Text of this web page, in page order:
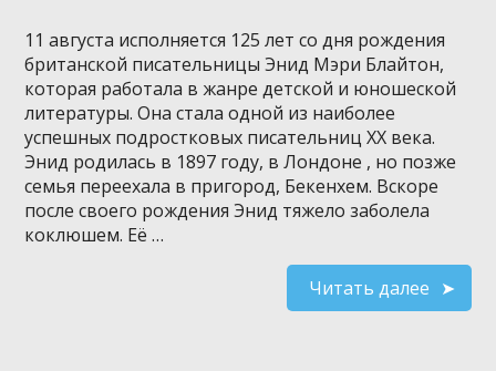
11 августа исполняется 125 лет со дня рождения
британской писательницы Энид Мэри Блайтон,
которая работала в жанре детской и юношеской
литературы. Она стала одной из наиболее
успешных подростковых писательниц XX века.
Энид родилась в 1897 году, в Лондоне , но позже
семья переехала в пригород, Бекенхем. Вскоре
после своего рождения Энид тяжело заболела
коклюшем. Её …
Читать далее